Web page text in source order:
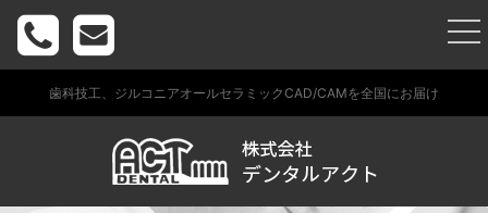
歯科技工、ジルコニアオールセラミックCAD/CAMを全国にお届け